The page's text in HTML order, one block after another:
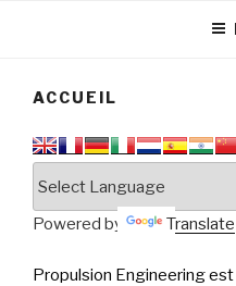
ACCUEIL
Powered by Translate
Propulsion Engineering